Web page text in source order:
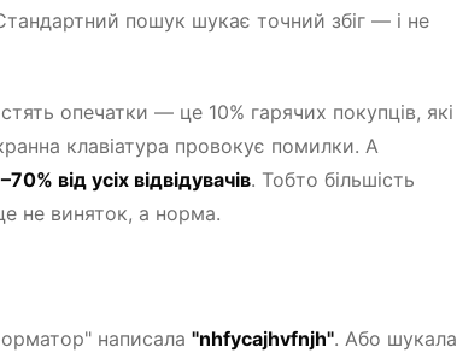
пошук шукає точний збіг — і не
опечатки — це 10% гарячих покупців, які
клавіатура провокує помилки. А
від усіх відвідувачів. Тобто більшість
не виняток, а норма.
написала "nhfycajhvfnjh". Або шукала